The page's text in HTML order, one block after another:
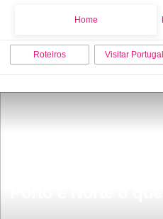
Home
Roteiros Visitar Portugal